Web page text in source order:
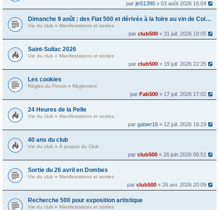
parjln51390 « 03 août 2026 16:04
Dimanche 9 août : des Fiat 500 et dérivés à la foire au vin de Colmar
Vie du club » Manifestations et sorties
parclub500 « 31 juil. 2026 18:05
Saint-Suliac 2026
Vie du club » Manifestations et sorties
parclub500 « 19 juil. 2026 22:25
Les cookies
Règles du Forum » Règlement
parFab500 « 17 juil. 2026 17:02
24 Heures de la Pelle
Vie du club » Manifestations et sorties
pargabier16 « 12 juil. 2026 16:29
40 ans du club
Vie du club » À propos du Club
parclub500 « 26 juin 2026 06:51
Sortie du 26 avril en Dombes
Vie du club » Manifestations et sorties
parclub500 « 26 avr. 2026 20:09
Recherche 500 pour exposition artistique
Vie du club » Manifestations et sorties